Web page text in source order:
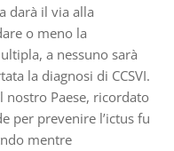
darà il via alla
o meno la
a nessuno sarà
la diagnosi di CCSVI.
nostro Paese, ricordato
per prevenire l’ictus fu
mentre